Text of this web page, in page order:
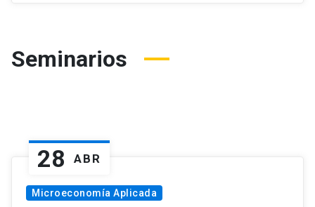
Seminarios
28 ABR
Microeconomía Aplicada